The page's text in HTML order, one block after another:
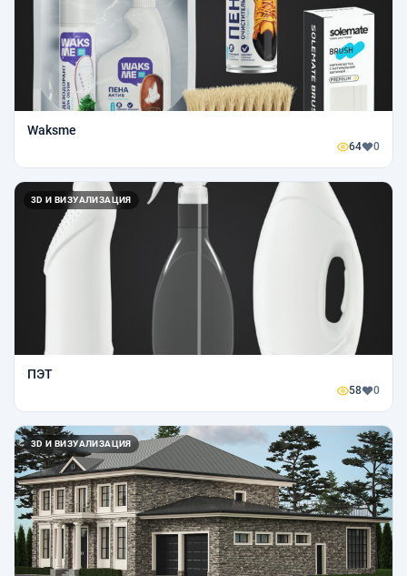
Waksme
64 0
3D И ВИЗУАЛИЗАЦИЯ
ПЭТ‎‎
58 0
3D И ВИЗУАЛИЗАЦИЯ